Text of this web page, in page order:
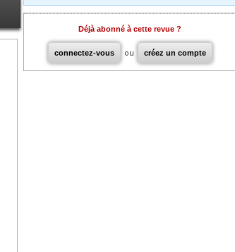
Déjà abonné à cette revue ?
connectez-vous ou créez un compte